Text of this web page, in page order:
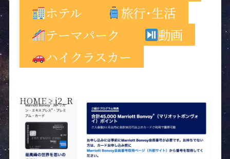
ホテル
旅行･生活
テーマパーク
動画
ハイクラスカー
HOME>j2_R